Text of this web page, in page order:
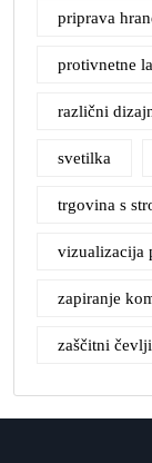
priprava
protivnetne
različni
svetilka
trgovina s
vizualizacija
zapiranje
zaščitni čevlji